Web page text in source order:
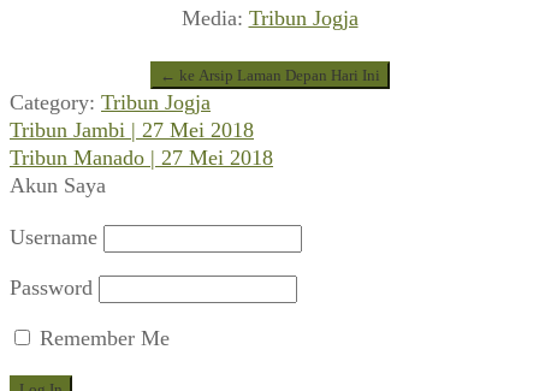
Media: Tribun Jogja
← ke Arsip Laman Depan Hari Ini
Category: Tribun Jogja
Navigasi
pos
Previous
post:
Tribun Jambi | 27 Mei 2018
Next
post:
Tribun Manado | 27 Mei 2018
Akun Saya
Username
Password
Remember Me